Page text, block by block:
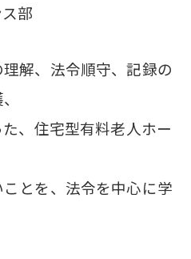
部
解、法令順守、記録の
、住宅型有料老人ホー
とを、法令を中心に学